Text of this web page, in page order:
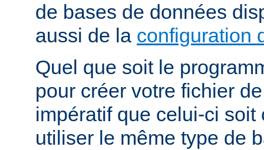
de bases de données
aussi de la configuration
Quel que soit le
pour créer votre fichier
impératif que celui-ci soit
utiliser le même type de